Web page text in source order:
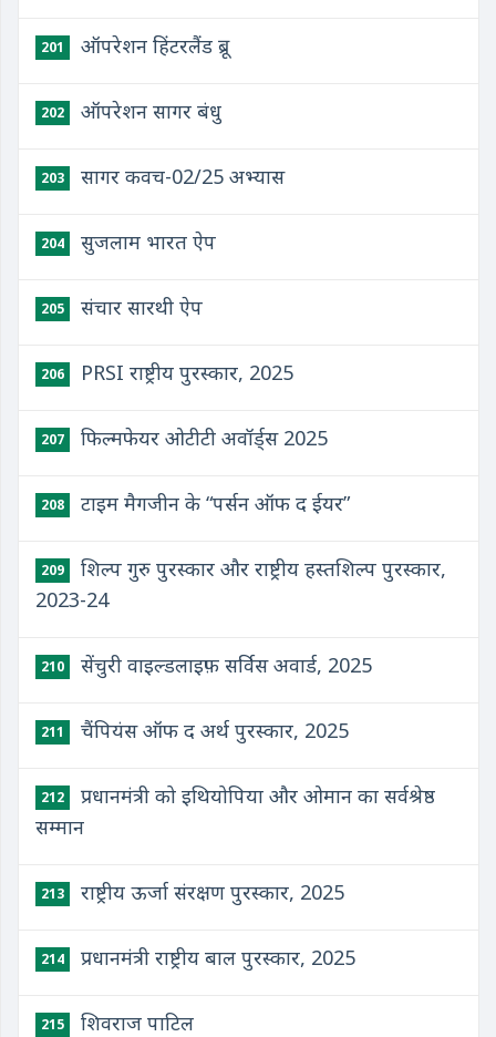
201 ऑपरेशन हिंटरलैंड ब्रू
202 ऑपरेशन सागर बंधु
203 सागर कवच-02/25 अभ्यास
204 सुजलाम भारत ऐप
205 संचार सारथी ऐप
206 PRSI राष्ट्रीय पुरस्कार, 2025
207 फिल्मफेयर ओटीटी अवॉर्ड्स 2025
208 टाइम मैगजीन के “पर्सन ऑफ द ईयर”
209
शिल्प गुरु पुरस्कार और राष्ट्रीय हस्तशिल्प पुरस्कार,
2023-24
210 सेंचुरी वाइल्डलाइफ़ सर्विस अवार्ड, 2025
211 चैंपियंस ऑफ द अर्थ पुरस्कार, 2025
212
प्रधानमंत्री को इथियोपिया और ओमान का सर्वश्रेष्ठ
सम्मान
213 राष्ट्रीय ऊर्जा संरक्षण पुरस्कार, 2025
214 प्रधानमंत्री राष्ट्रीय बाल पुरस्कार, 2025
215 शिवराज पाटिल